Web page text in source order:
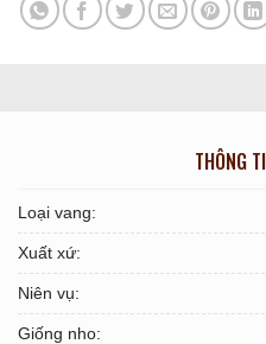
THÔNG
Loại vang:
Xuất xứ:
Niên vụ:
Giống nho: